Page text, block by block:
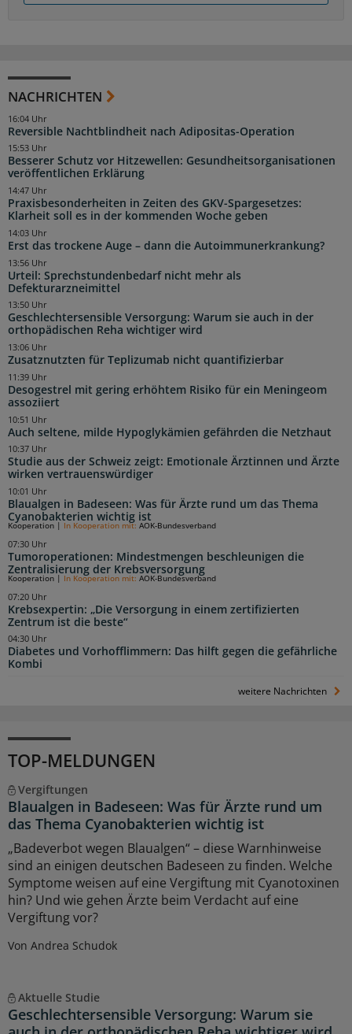
NACHRICHTEN
Reversible Nachtblindheit nach Adipositas-Operation
16:04 Uhr
Besserer Schutz vor Hitzewellen: Gesundheitsorganisationen
veröffentlichen Erklärung
15:53 Uhr
Praxisbesonderheiten in Zeiten des GKV-Spargesetzes:
Klarheit soll es in der kommenden Woche geben
14:47 Uhr
Erst das trockene Auge – dann die Autoimmunerkrankung?
14:03 Uhr
Urteil: Sprechstundenbedarf nicht mehr als
Defekturarzneimittel
13:56 Uhr
Geschlechtersensible Versorgung: Warum sie auch in der
orthopädischen Reha wichtiger wird
13:50 Uhr
Zusatznutzten für Teplizumab nicht quantifizierbar
13:06 Uhr
Desogestrel mit gering erhöhtem Risiko für ein Meningeom
assoziiert
11:39 Uhr
Auch seltene, milde Hypoglykämien gefährden die Netzhaut
10:51 Uhr
Studie aus der Schweiz zeigt: Emotionale Ärztinnen und Ärzte
wirken vertrauenswürdiger
10:37 Uhr
Blaualgen in Badeseen: Was für Ärzte rund um das Thema
Cyanobakterien wichtig ist
10:01 Uhr
Tumoroperationen: Mindestmengen beschleunigen die
Zentralisierung der Krebsversorgung
Kooperation | In Kooperation mit: AOK-Bundesverband
07:30 Uhr
Krebsexpertin: „Die Versorgung in einem zertifizierten
Zentrum ist die beste“
Kooperation | In Kooperation mit: AOK-Bundesverband
07:20 Uhr
Diabetes und Vorhofflimmern: Das hilft gegen die gefährliche
Kombi
04:30 Uhr
weitere Nachrichten
TOP-MELDUNGEN
Vergiftungen
Blaualgen in Badeseen: Was für Ärzte rund um
das Thema Cyanobakterien wichtig ist
„Badeverbot wegen Blaualgen“ – diese Warnhinweise
sind an einigen deutschen Badeseen zu finden. Welche
Symptome weisen auf eine Vergiftung mit Cyanotoxinen
hin? Und wie gehen Ärzte beim Verdacht auf eine
Vergiftung vor?
Von Andrea Schudok
Aktuelle Studie
Geschlechtersensible Versorgung: Warum sie